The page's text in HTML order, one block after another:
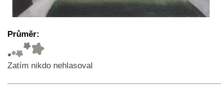
Průměr:
Zatím nikdo nehlasoval